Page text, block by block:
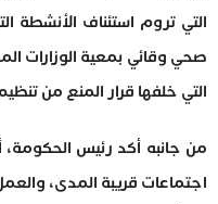
التي تروم استئناف الأنشطة
صحي وقائي بمعية الوزارات
التي خلفها قرار المنع من
من جانبه أكد رئيس
اجتماعات قريبة المدى،